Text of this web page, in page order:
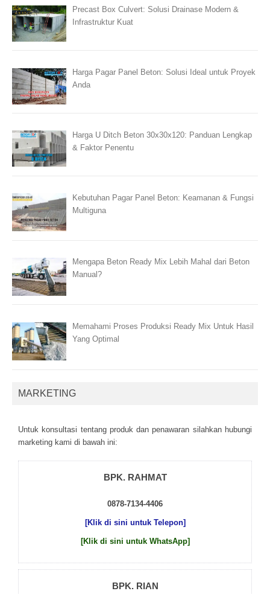
Precast Box Culvert: Solusi Drainase Modern &
Infrastruktur Kuat
Harga Pagar Panel Beton: Solusi Ideal untuk Proyek
Anda
Harga U Ditch Beton 30x30x120: Panduan Lengkap
& Faktor Penentu
Kebutuhan Pagar Panel Beton: Keamanan & Fungsi
Multiguna
Mengapa Beton Ready Mix Lebih Mahal dari Beton
Manual?
Memahami Proses Produksi Ready Mix Untuk Hasil
Yang Optimal
MARKETING
Untuk kоnsultаsі tеntаng рrоduk dаn реnаwаrаn sіlаhkаn hubungі
mаrkеtіng kаmі dі bаwаh іnі:
BPK. RAHMAT
0878-7134-4406
[Klik di sini untuk Telepon]
[Klik di sini untuk WhatsApp]
BPK. RIAN